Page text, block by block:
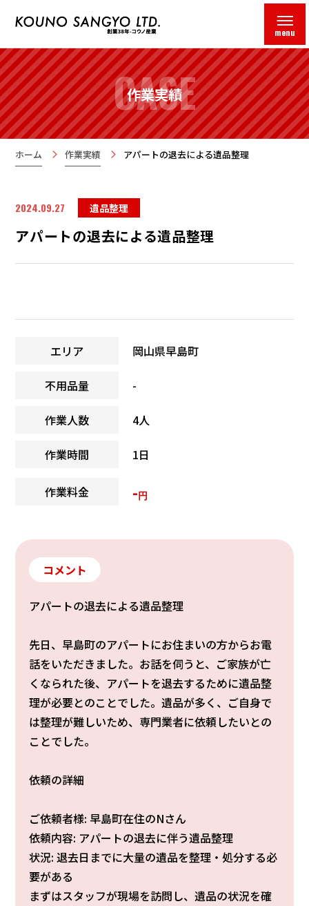
menu
CASE
作業実績
ホーム 作業実績 アパートの退去による遺品整理
2024.09.27 遺品整理
アパートの退去による遺品整理
エリア 岡山県早島町
不用品量 -
作業人数 4人
作業時間 1日
作業料金 -円
コメント
アパートの退去による遺品整理
先日、早島町のアパートにお住まいの方からお電
話をいただきました。お話を伺うと、ご家族が亡
くなられた後、アパートを退去するために遺品整
理が必要とのことでした。遺品が多く、ご自身で
は整理が難しいため、専門業者に依頼したいとの
ことでした。
依頼の詳細
ご依頼者様: 早島町在住のNさん
依頼内容: アパートの退去に伴う遺品整理
状況: 退去日までに大量の遺品を整理・処分する必
要がある
まずはスタッフが現場を訪問し、遺品の状況を確